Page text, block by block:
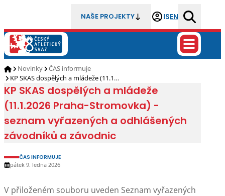
NAŠE PROJEKTY ISEN
Novinky
ČAS informuje
KP SKAS dospělých a mládeže (11.1…
KP SKAS dospělých a mládeže
(11.1.2026 Praha-Stromovka) -
seznam vyřazených a odhlášených
závodníků a závodnic
ČAS INFORMUJE
pátek 9. ledna 2026
V přiloženém souboru uveden Seznam vyřazených